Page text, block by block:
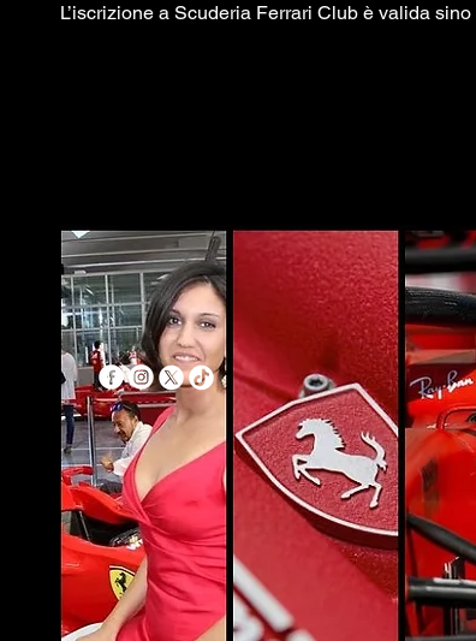
L’iscrizione a Scuderia Ferrari Club è valida sino